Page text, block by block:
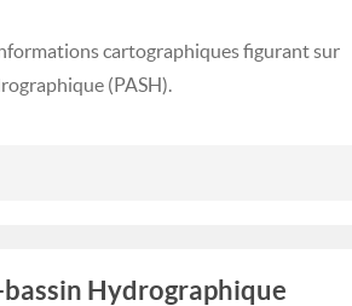
cartographiques figurant sur
(PASH).
Hydrographique